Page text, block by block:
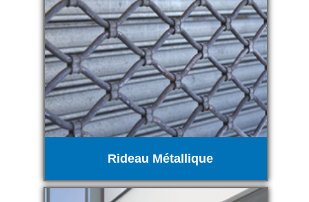
Rideau Métallique